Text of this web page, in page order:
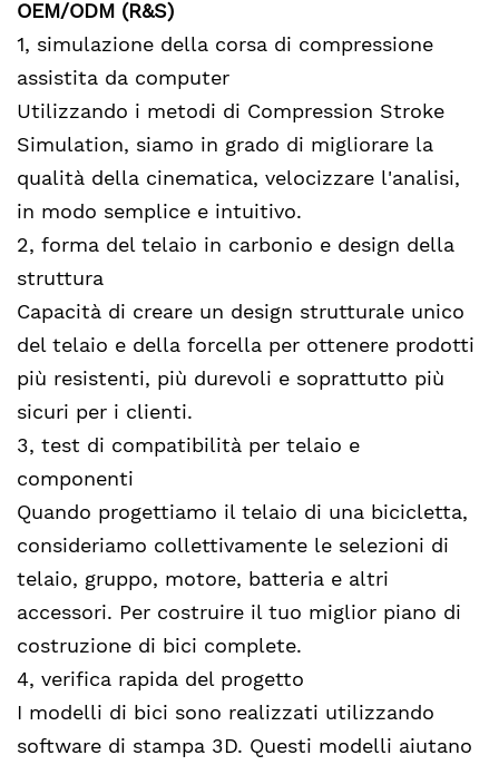
OEM/ODM (R&S)
1, simulazione della corsa di compressione
assistita da computer
Utilizzando i metodi di Compression Stroke
Simulation, siamo in grado di migliorare la
qualità della cinematica, velocizzare l'analisi,
in modo semplice e intuitivo.
2, forma del telaio in carbonio e design della
struttura
Capacità di creare un design strutturale unico
del telaio e della forcella per ottenere prodotti
più resistenti, più durevoli e soprattutto più
sicuri per i clienti.
3, test di compatibilità per telaio e
componenti
Quando progettiamo il telaio di una bicicletta,
consideriamo collettivamente le selezioni di
telaio, gruppo, motore, batteria e altri
accessori. Per costruire il tuo miglior piano di
costruzione di bici complete.
4, verifica rapida del progetto
I modelli di bici sono realizzati utilizzando
software di stampa 3D. Questi modelli aiutano